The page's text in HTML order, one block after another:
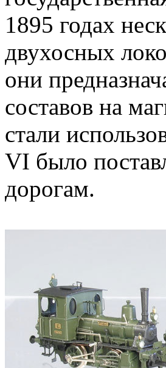
1895 годах
двухосных
они
составов на
стали
VI было
дорогам.